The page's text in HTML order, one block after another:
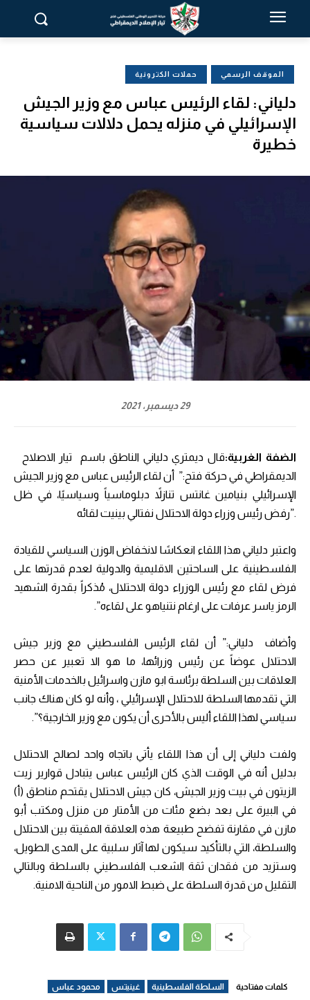
الموقف الرسمي حملات الكترونية
دلياني: لقاء الرئيس عباس مع وزير الجيش
الإسرائيلي في منزله يحمل دلالات سياسية
خطيرة
29 ديسمبر، 2021
الضفة الغربية:‪قال ديمتري دلياني الناطق باسم تيار الاصلاح
الديمقراطي في حركة فتح:” أن لقاء الرئيس عباس مع وزير الجيش
الإسرائيلي بنيامين غانتس تنازلاً دبلوماسياً وسياسيًا، في ظل
رفض رئيس وزراء دولة الاحتلال نفتالي بينيت لقائه”.
واعتبر دلياني هذا اللقاء انعكاسًا لانخفاض الوزن السياسي للقيادة
الفلسطينية على الساحتين الاقليمية والدولية لعدم قدرتها على
فرض لقاء مع رئيس الوزراء دولة الاحتلال، مُذكراً بقدرة الشهيد
الرمز ياسر عرفات على ارغام نتنياهو على لقاءه”.
وأضاف دلياني:” أن لقاء الرئيس الفلسطيني مع وزير جيش
الاحتلال عوضاً عن رئيس وزرائها، ما هو الا تعبير عن حصر
العلاقات بين السلطة برئاسة ابو مازن واسرائيل بالخدمات الأمنية
التي تقدمها السلطة للاحتلال الإسرائيلي ، وأنه لو كان هناك جانب
سياسي لهذا اللقاء أليس بالأحرى أن يكون مع وزير الخارجية؟”.
ولفت دلياني إلى أن هذا اللقاء يأتي باتجاه واحد لصالح الاحتلال
بدليل أنه في الوقت الذي كان الرئيس عباس يتبادل قوارير زيت
الزيتون في بيت وزير الجيش، كان جيش الاحتلال يقتحم مناطق (أ)
في البيرة على بعد بضع مئات من الأمتار من منزل ومكتب أبو
مازن في مقارنة تفضح طبيعة هذه العلاقة المقيتة بين الاحتلال
والسلطة، التي بالتأكيد سيكون لها آثار سلبية على المدى الطويل،
وستزيد من فقدان ثقة الشعب الفلسطيني بالسلطة وبالتالي
التقليل من قدرة السلطة على ضبط الامور من الناحية الامنية.
كلمات مفتاحية السلطة الفلسطينية غينيتس محمود عباس